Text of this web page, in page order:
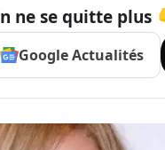
ne se quitte plus
Google Actualités